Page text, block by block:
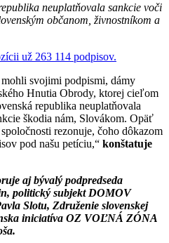
neuplatňovala sankcie voči
občanom, živnostníkom a
už 263 114 podpisov.
svojimi podpismi, dámy
Hnutia Obrody, ktorej cieľom
republika neuplatňovala
škodia nám, Slovákom. Opäť
rezonuje, čoho dôkazom
pod našu petíciu,“ konštatuje
aj bývalý podpredseda
politický subjekt DOMOV
Slotu, Združenie slovenskej
iniciatíva OZ VOĽNÁ ZÓNA